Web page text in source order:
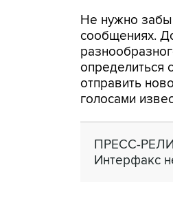
Не нужно
сообщениях.
определиться
отправить
голосами
ПРЕСС-
Интерфакс